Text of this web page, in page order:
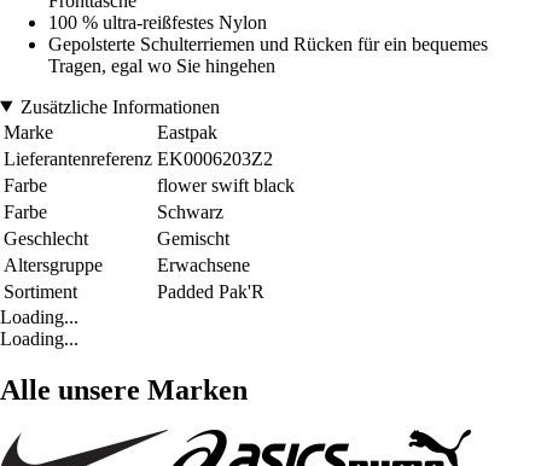
100 % ultra-reißfestes Nylon
Gepolsterte Schulterriemen und Rücken für ein bequemes
Tragen, egal wo Sie hingehen
Zusätzliche Informationen
Marke
Eastpak
Lieferantenreferenz EK0006203Z2
Farbe
flower swift black
Farbe
Schwarz
Geschlecht
Gemischt
Altersgruppe
Erwachsene
Sortiment
Padded Pak'R
Loading...
Loading...
Alle unsere Marken